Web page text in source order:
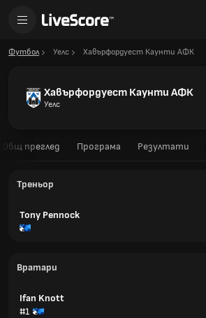
Футбол Уелс Хавърфордуест Каунти АФК
Хавърфордуест Каунти АФК
Уелс
Общ преглед Програма Резултати
Треньор
Tony Pennock
Вратари
Ifan Knott
#1